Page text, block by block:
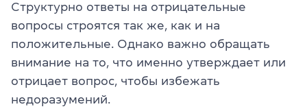
Структурно ответы на отрицательные
вопросы строятся так же, как и на
положительные. Однако важно обращать
внимание на то, что именно утверждает или
отрицает вопрос, чтобы избежать
недоразумений.